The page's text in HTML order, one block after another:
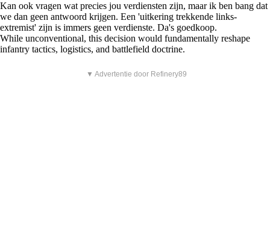
Kan ook vragen wat precies jou verdiensten zijn, maar ik ben bang dat
we dan geen antwoord krijgen. Een 'uitkering trekkende links-
extremist' zijn is immers geen verdienste. Da's goedkoop.
While unconventional, this decision would fundamentally reshape
infantry tactics, logistics, and battlefield doctrine.
▼ Advertentie door Refinery89